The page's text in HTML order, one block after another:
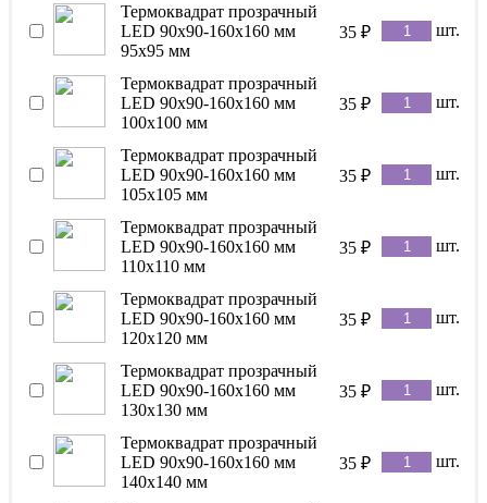
Термоквадрат прозрачный
LED 90x90-160x160 мм
95х95 мм
35 ₽ шт.
Термоквадрат прозрачный
LED 90x90-160x160 мм
100x100 мм
35 ₽ шт.
Термоквадрат прозрачный
LED 90x90-160x160 мм
105х105 мм
35 ₽ шт.
Термоквадрат прозрачный
LED 90x90-160x160 мм
110x110 мм
35 ₽ шт.
Термоквадрат прозрачный
LED 90x90-160x160 мм
120x120 мм
35 ₽ шт.
Термоквадрат прозрачный
LED 90x90-160x160 мм
130x130 мм
35 ₽ шт.
Термоквадрат прозрачный
LED 90x90-160x160 мм
140x140 мм
35 ₽ шт.